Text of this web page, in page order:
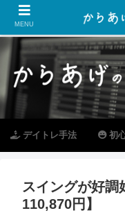
デイトレ手法 初
スイングが好調
110,870円】
MENU